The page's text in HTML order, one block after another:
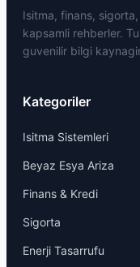
Isitma, finans,
kapsamli rehberler.
guvenilir bilgi
Kategoriler
Isitma Sistemleri
Beyaz Esya Ariza
Finans & Kredi
Sigorta
Enerji Tasarrufu